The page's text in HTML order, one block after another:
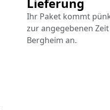
Ihr Paket kommt
zur angegebenen
Bergheim an.